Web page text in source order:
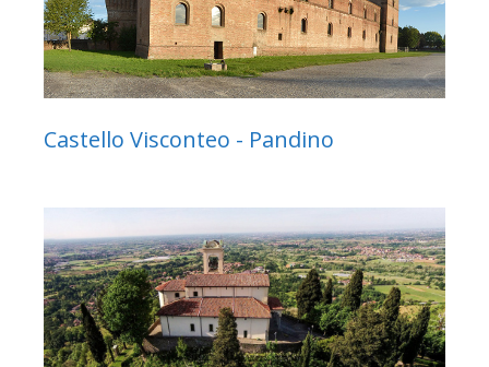
Castello Visconteo - Pandino